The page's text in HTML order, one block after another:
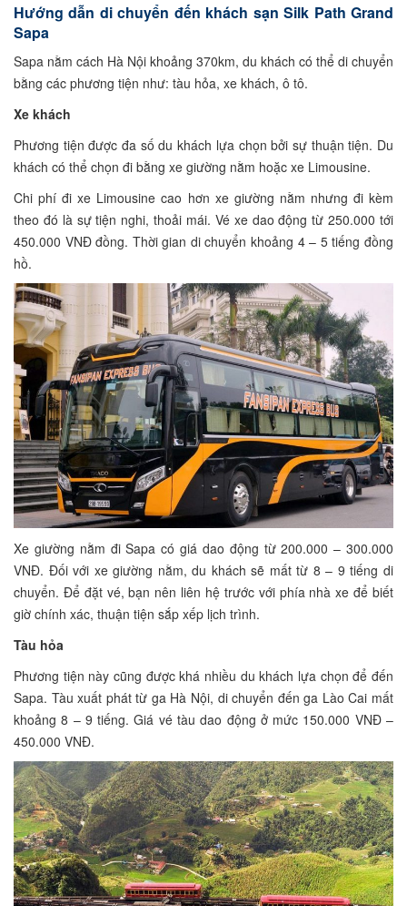
Hướng dẫn di chuyển đến khách sạn Silk Path Grand
Sapa
Sapa nằm cách Hà Nội khoảng 370km, du khách có thể di chuyển
bằng các phương tiện như: tàu hỏa, xe khách, ô tô.
Xe khách
Phương tiện được đa số du khách lựa chọn bởi sự thuận tiện. Du
khách có thể chọn đi bằng xe giường nằm hoặc xe Limousine.
Chi phí đi xe Limousine cao hơn xe giường nằm nhưng đi kèm
theo đó là sự tiện nghi, thoải mái. Vé xe dao động từ 250.000 tới
450.000 VNĐ đồng. Thời gian di chuyển khoảng 4 – 5 tiếng đồng
hồ.
Xe giường nằm đi Sapa có giá dao động từ 200.000 – 300.000
VNĐ. Đối với xe giường nằm, du khách sẽ mất từ 8 – 9 tiếng di
chuyển. Để đặt vé, bạn nên liên hệ trước với phía nhà xe để biết
giờ chính xác, thuận tiện sắp xếp lịch trình.
Tàu hỏa
Phương tiện này cũng được khá nhiều du khách lựa chọn để đến
Sapa. Tàu xuất phát từ ga Hà Nội, di chuyển đến ga Lào Cai mất
khoảng 8 – 9 tiếng. Giá vé tàu dao động ở mức 150.000 VNĐ –
450.000 VNĐ.